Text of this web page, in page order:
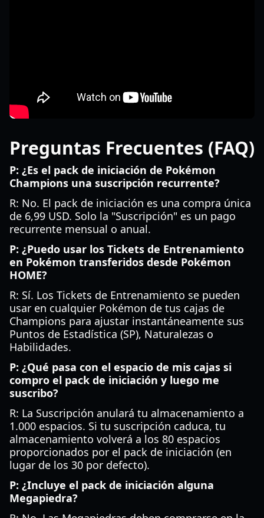
Preguntas Frecuentes (FAQ)
P: ¿Es el pack de iniciación de Pokémon
Champions una suscripción recurrente?
R: No. El pack de iniciación es una compra única
de 6,99 USD. Solo la "Suscripción" es un pago
recurrente mensual o anual.
P: ¿Puedo usar los Tickets de Entrenamiento
en Pokémon transferidos desde Pokémon
HOME?
R: Sí. Los Tickets de Entrenamiento se pueden
usar en cualquier Pokémon de tus cajas de
Champions para ajustar instantáneamente sus
Puntos de Estadística (SP), Naturalezas o
Habilidades.
P: ¿Qué pasa con el espacio de mis cajas si
compro el pack de iniciación y luego me
suscribo?
R: La Suscripción anulará tu almacenamiento a
1.000 espacios. Si tu suscripción caduca, tu
almacenamiento volverá a los 80 espacios
proporcionados por el pack de iniciación (en
lugar de los 30 por defecto).
P: ¿Incluye el pack de iniciación alguna
Megapiedra?